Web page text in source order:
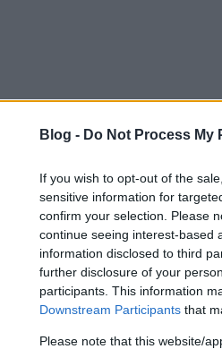
Blog - Do Not Process My
If you wish to opt-out of the
sensitive information for
confirm your selection. Please
continue seeing interest-based
information disclosed to third
further disclosure of your
participants. This information
Downstream Participants that
Please note that this website/